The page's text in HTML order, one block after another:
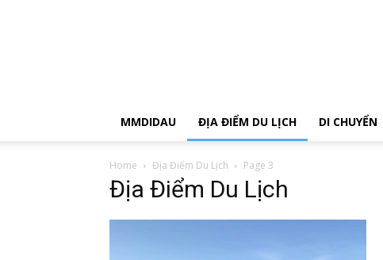
MMDIDAU ĐỊA ĐIỂM DU LỊCH DI CHUYỂN
Home Địa Điểm Du Lịch Page 3
Địa Điểm Du Lịch